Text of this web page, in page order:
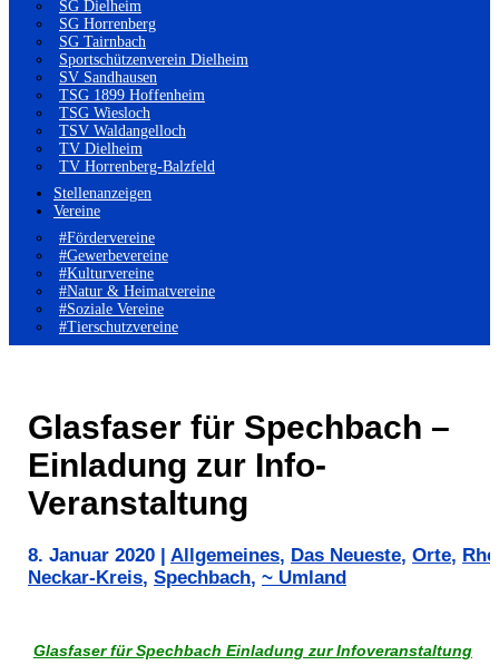
SG Dielheim
SG Horrenberg
SG Tairnbach
Sportschützenverein Dielheim
SV Sandhausen
TSG 1899 Hoffenheim
TSG Wiesloch
TSV Waldangelloch
TV Dielheim
TV Horrenberg-Balzfeld
Stellenanzeigen
Vereine
#Fördervereine
#Gewerbevereine
#Kulturvereine
#Natur & Heimatvereine
#Soziale Vereine
#Tierschutzvereine
Glasfaser für Spechbach –
Einladung zur Info-
Veranstaltung
8. Januar 2020 Allgemeines, Das Neueste, Orte,
Neckar-Kreis, Spechbach, ~ Umland
Glasfaser für Spechbach Einladung zur Infoveranstaltung